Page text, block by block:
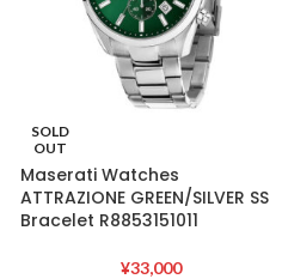
SOLD
OUT
Maserati Watches
ATTRAZIONE GREEN/SILVER SS
Bracelet R8853151011
¥33,000